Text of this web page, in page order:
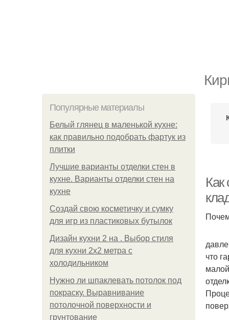
Популярные материалы
Белый глянец в маленькой кухне:
как правильно подобрать фартук из
плитки
Лучшие варианты отделки стен в
кухне. Варианты отделки стен на
кухне
Создай свою косметичку и сумку
для игр из пластиковых бутылок
Дизайн кухни 2 на . Выбор стиля
для кухни 2х2 метра с
холодильником
Нужно ли шпаклевать потолок под
покраску. Выравнивание
потолочной поверхности и
грунтование
что